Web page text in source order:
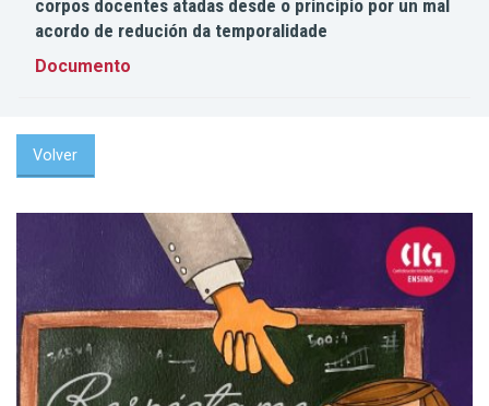
corpos docentes atadas desde o principio por un mal
acordo de redución da temporalidade
Documento
Volver